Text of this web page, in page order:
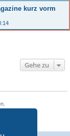
kurz vorm
Gehe zu